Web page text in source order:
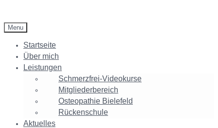
Menu
Startseite
Über mich
Leistungen
Schmerzfrei-Videokurse
Mitgliederbereich
Osteopathie Bielefeld
Rückenschule
Aktuelles